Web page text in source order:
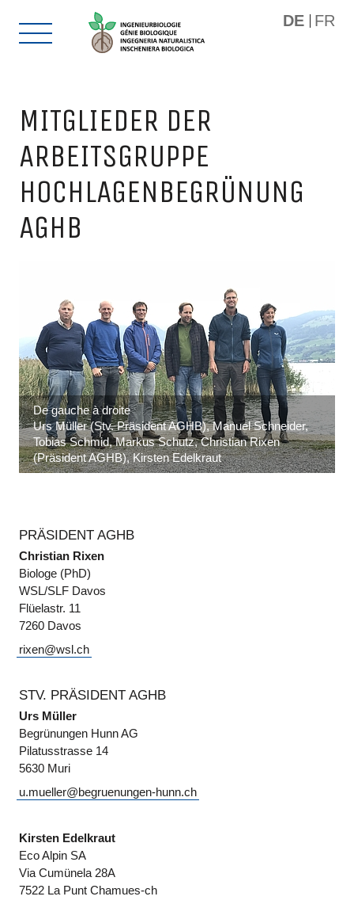
DE FR
MITGLIEDER DER
ARBEITSGRUPPE
HOCHLAGENBEGRÜNUNG
AGHB
De gauche à droite
Urs Müller (Stv. Präsident AGHB), Manuel Schneider,
Tobias Schmid, Markus Schutz, Christian Rixen
(Präsident AGHB), Kirsten Edelkraut
PRÄSIDENT AGHB
Christian Rixen
Biologe (PhD)
WSL/SLF Davos
Flüelastr. 11
7260 Davos
rixen@wsl.ch
STV. PRÄSIDENT AGHB
Urs Müller
Begrünungen Hunn AG
Pilatusstrasse 14
5630 Muri
u.mueller@begruenungen-hunn.ch
Kirsten Edelkraut
Eco Alpin SA
Via Cumünela 28A
7522 La Punt Chamues-ch